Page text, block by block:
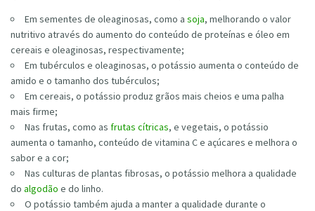
Em sementes de oleaginosas, como a soja, melhorando o valor
nutritivo através do aumento do conteúdo de proteínas e óleo em
cereais e oleaginosas, respectivamente;
Em tubérculos e oleaginosas, o potássio aumenta o conteúdo de
amido e o tamanho dos tubérculos;
Em cereais, o potássio produz grãos mais cheios e uma palha
mais firme;
Nas frutas, como as frutas cítricas, e vegetais, o potássio
aumenta o tamanho, conteúdo de vitamina C e açúcares e melhora o
sabor e a cor;
Nas culturas de plantas fibrosas, o potássio melhora a qualidade
do algodão e do linho.
O potássio também ajuda a manter a qualidade durante o